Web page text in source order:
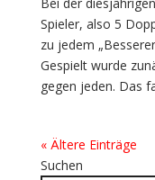
Spieler, also 5
zu jedem
Gespielt wurde
gegen jeden. Das
« Ältere Einträge
Suchen